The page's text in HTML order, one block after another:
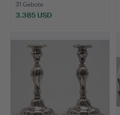
31 Gebote
3.385 USD